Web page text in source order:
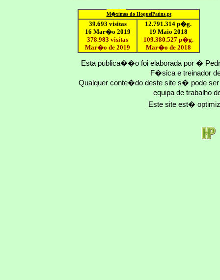
M�ximos do HoqueiPatins.pt
39.693 visitas
16 Mar�o 2019
378.983 visitas
Mar�o de 2019
12.791.314 p�g.
19 Maio 2018
109.380.527p�g.
Mar�o de 2018
Esta publica��o foi elaborada por �
F�sica e treinador
Qualquer conte�do deste site s� pode
equipa de trabalho
Este site est�